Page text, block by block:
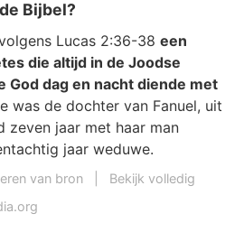
Bijbel?
Lucas 2:36-38 een
die altijd in de Joodse
God dag en nacht diende met
was de dochter van Fanuel, uit
zeven jaar met haar man
jaar weduwe.
van bron
Bekijk volledig